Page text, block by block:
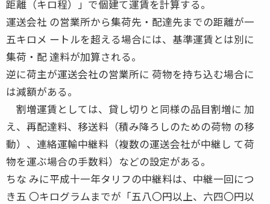
距離（キロ程）」で個建て運賃を計算する。
運送会社 の営業所から集荷先・配達先までの距離が一
五キロメ ートルを超える場合には、基準運賃とは別に
集荷・配 達料が加算される。
逆に荷主が運送会社の営業所に 荷物を持ち込む場合に
は減額がある。
割増運賃としては、貸し切りと同様の品目割増に 加
え、再配達料、移送料（積み降ろしのための荷物 の移
動）、連絡運輸中継料（複数の運送会社が中継し て荷
物を運ぶ場合の手数料）などの設定がある。
ちな みに平成十一年タリフの中継料は、中継一回につ
き五 〇キログラムまでが「五八〇円以上、六四〇円以